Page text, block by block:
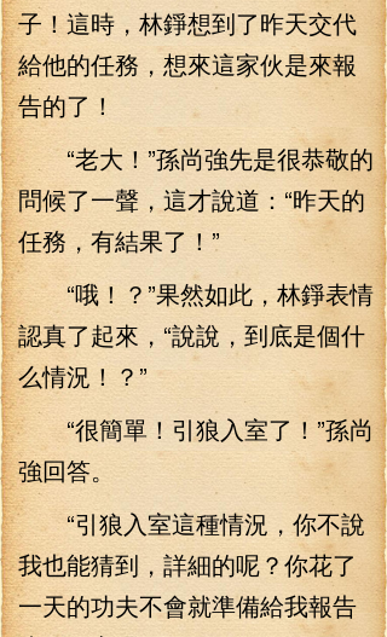
子！這時，林錚想到了昨天交代
給他的任務，想來這家伙是來報
告的了！
“老大！”孫尚強先是很恭敬的
問候了一聲，這才說道：“昨天的
任務，有結果了！”
“哦！？”果然如此，林錚表情
認真了起來，“說說，到底是個什
么情況！？”
“很簡單！引狼入室了！”孫尚
強回答。
“引狼入室這種情況，你不說
我也能猜到，詳細的呢？你花了
一天的功夫不會就準備給我報告